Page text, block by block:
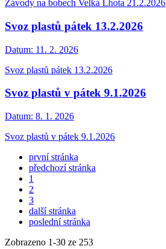
Závody na bobech Velká Lhota 21.2.2026
Svoz plastů pátek 13.2.2026
Datum: 11. 2. 2026
Svoz plastů pátek 13.2.2026
Svoz plastů v pátek 9.1.2026
Datum: 8. 1. 2026
Svoz plastů v pátek 9.1.2026
první stránka
předchozí stránka
1
2
3
další stránka
poslední stránka
Zobrazeno 1-30 ze 253